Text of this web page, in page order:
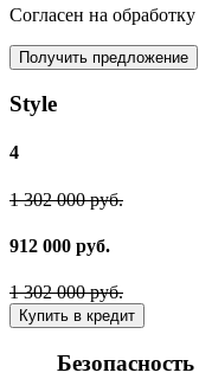
Согласен на обработку
Получить предложение
Style
4
1 302 000 руб.
912 000 руб.
1 302 000 руб.
Купить в кредит
Безопасность